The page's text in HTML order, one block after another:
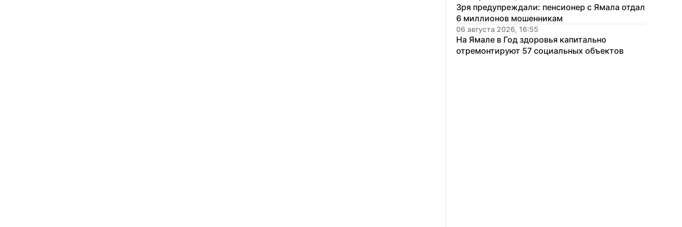
Зря предупреждали: пенсионер с Ямала отдал
6 миллионов мошенникам
06 августа 2026, 16:55
На Ямале в Год здоровья капитально
отремонтируют 57 социальных объектов